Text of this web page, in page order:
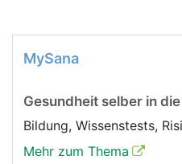
MySana
Gesundheit selber in
Bildung, Wissenstests,
Mehr zum Thema